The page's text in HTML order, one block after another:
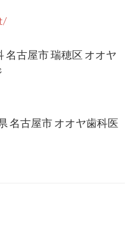
名古屋市 瑞穂区 オオヤ
名古屋市 オオヤ歯科医